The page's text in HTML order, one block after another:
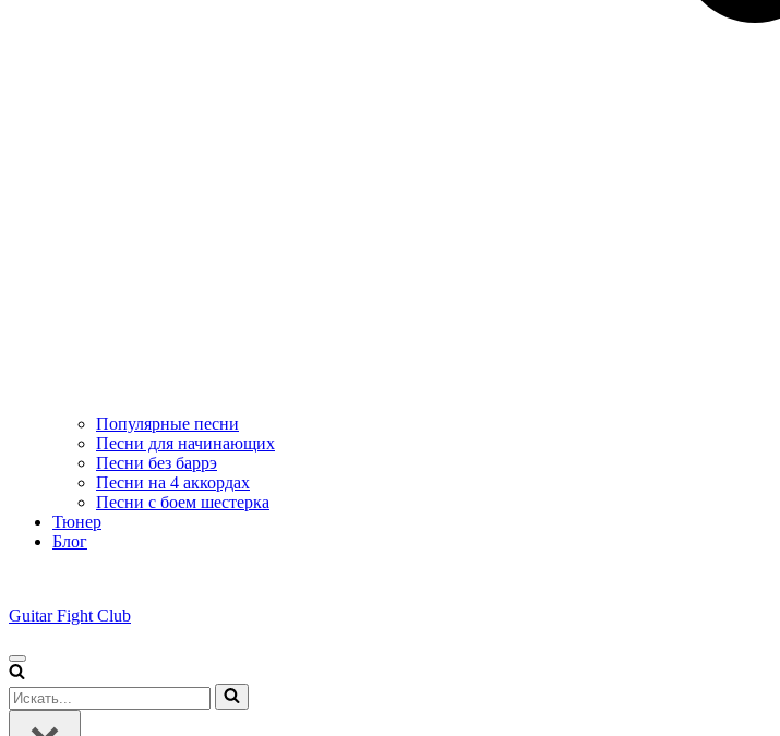
Популярные песни
Песни для начинающих
Песни без баррэ
Песни на 4 аккордах
Песни с боем шестерка
Тюнер
Блог
Guitar Fight Club
Меню
навигации
Искать...